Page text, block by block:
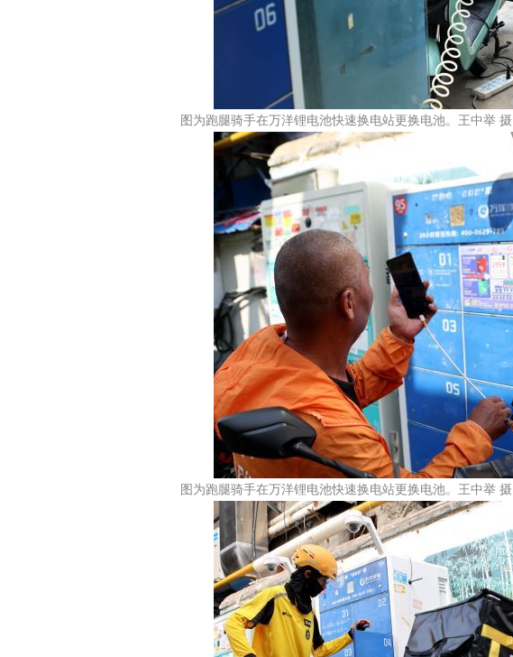
图为跑腿骑手在万洋锂电池快速换电站更换电池。王中举 摄
图为跑腿骑手在万洋锂电池快速换电站更换电池。王中举 摄